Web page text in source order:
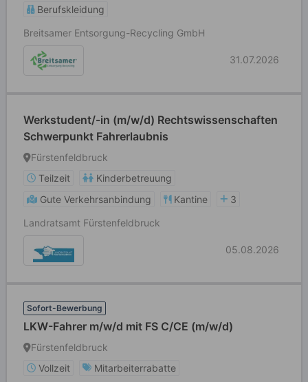
Berufskleidung
Breitsamer Entsorgung-Recycling GmbH
31.07.2026
Werkstudent/-in (m/w/d) Rechtswissenschaften
Schwerpunkt Fahrerlaubnis
Fürstenfeldbruck
Teilzeit
Kinderbetreuung
Gute Verkehrsanbindung
Kantine
3
Landratsamt Fürstenfeldbruck
05.08.2026
Sofort-Bewerbung
LKW-Fahrer m/w/d mit FS C/CE (m/w/d)
Fürstenfeldbruck
Vollzeit
Mitarbeiterrabatte